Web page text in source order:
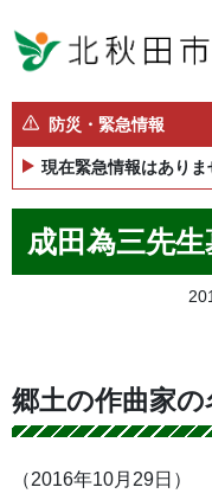
防災・緊急情報
現在緊急情報はありま
成田為三先
郷土の作曲家
（2016年10月29日）